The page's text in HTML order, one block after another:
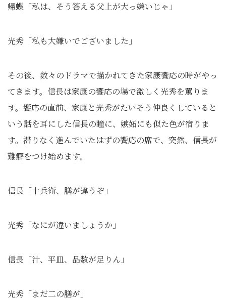
帰蝶「私は、そう答える父上が大っ嫌いじゃ」
光秀「私も大嫌いでございました」
その後、数々のドラマで描かれてきた家康饗応の時がやっ
てきます。信長は家康の饗応の場で激しく光秀を罵りま
す。饗応の直前、家康と光秀がたいそう仲良くしていると
いう話を耳にした信長の瞳に、嫉妬にも似た色が宿りま
す。滞りなく進んでいたはずの饗応の席で、突然、信長が
難癖をつけ始めます。
信長「十兵衛、膳が違うぞ」
光秀「なにが違いましょうか」
信長「汁、平皿、品数が足りん」
光秀「まだ二の膳が」